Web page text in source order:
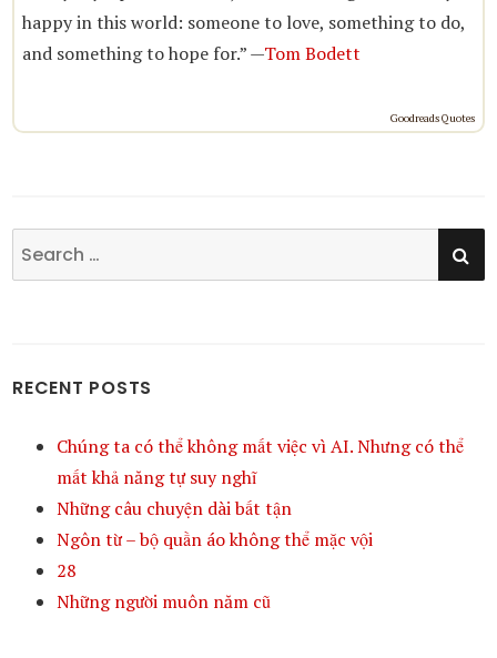
happy in this world: someone to love, something to do,
and something to hope for.” —Tom Bodett
Goodreads Quotes
Search
for:
RECENT POSTS
Chúng ta có thể không mất việc vì AI. Nhưng có thể
mất khả năng tự suy nghĩ
Những câu chuyện dài bất tận
Ngôn từ – bộ quần áo không thể mặc vội
28
Những người muôn năm cũ